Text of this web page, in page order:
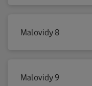
Malovidy 8
Malovidy 9